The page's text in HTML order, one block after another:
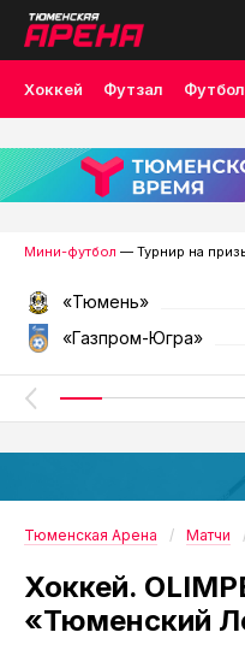
Хоккей Футзал Футбол
Лыжные гонки Волейбол
Скалолазание
Мини-футбол — Турнир на
«Тюмень»
«Газпром-Югра»
Тюменская Арена Матчи
Хоккей.
«Тюменский